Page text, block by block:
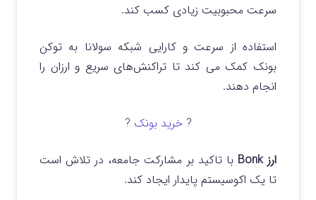
سرعت محبوبیت زیادی کسب کند.
استفاده از سرعت و کارایی شبکه سولانا به توکن
بونک کمک می کند تا تراکنش‌های سریع و ارزان را
انجام دهند.
?خرید بونک ?
ارز Bonk
با تاکید بر مشارکت جامعه، در تلاش است
تا یک اکوسیستم پایدار ایجاد کند.